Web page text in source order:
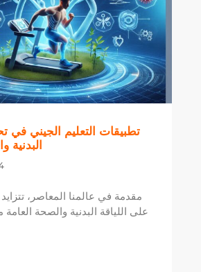
تطبيقات التعليم الجيني في
البدنية
مقدمة في عالمنا المعاصر،
على اللياقة البدنية والصحة العامة